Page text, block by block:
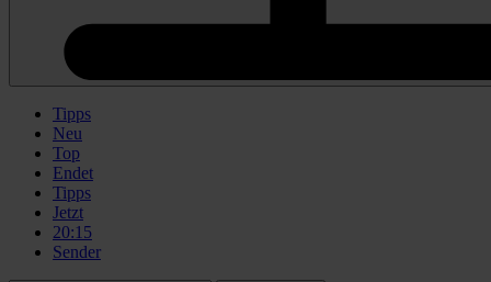
Tipps
Neu
Top
Endet
Tipps
Jetzt
20:15
Sender